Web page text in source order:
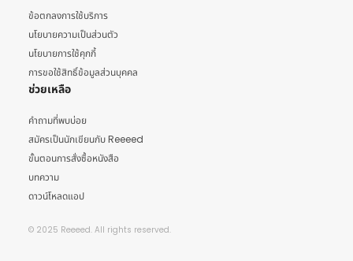
ข้อตกลงการใช้บริการ
นโยบายความเป็นส่วนตัว
นโยบายการใช้คุกกี้
การขอใช้สิทธิ์ข้อมูลส่วนบุคคล
ช่วยเหลือ
คำถามที่พบบ่อย
สมัครเป็นนักเขียนกับ Reeeed
ขั้นตอนการสั่งซื้อหนังสือ
บทความ
ดาวน์โหลดแอป
© 2025 Reeeed. All rights reserved.